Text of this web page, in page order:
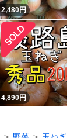
2,480円
4,890円